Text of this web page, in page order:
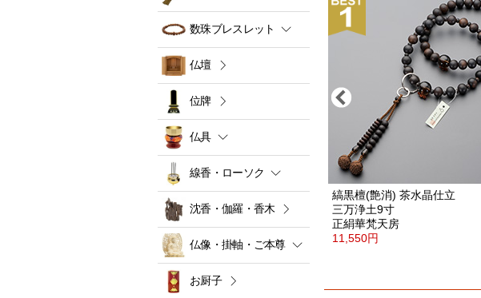
本水晶 三万浄土9寸
正絹華梵天房
33,000円
縞黒檀(艶消) 茶水晶仕立
三万浄土9寸
正絹華梵天房
11,550円
数珠ブレスレット
仏壇
位牌
仏具
線香・ローソク
沈香・伽羅・香木
仏像・掛軸・ご本尊
お厨子